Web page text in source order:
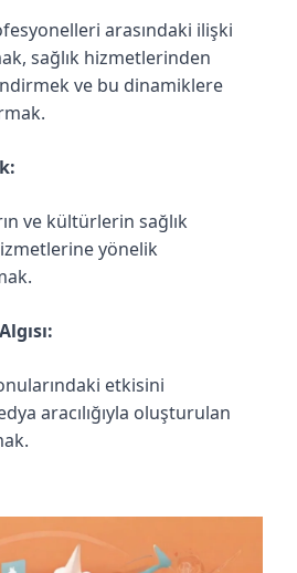
arasındaki ilişki
sağlık hizmetlerinden
ve bu dinamiklere
ve kültürlerin sağlık
yönelik
etkisini
aracılığıyla oluşturulan